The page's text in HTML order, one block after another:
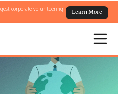
corporate volunteering
Learn More